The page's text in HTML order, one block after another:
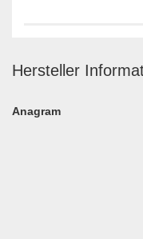
Hersteller
Anagram